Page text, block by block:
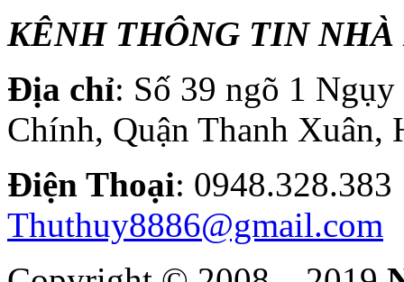
KÊNH THÔNG TIN
Địa chỉ: Số 39 ngõ 1
Chính, Quận Thanh Xuân,
Điện Thoại:
Thuthuy8886@gmail.com